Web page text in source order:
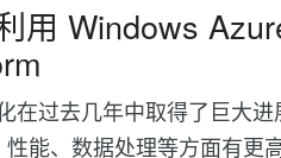
用 Windows
在过去几年中取得了巨大
能、数据处理等方面有更